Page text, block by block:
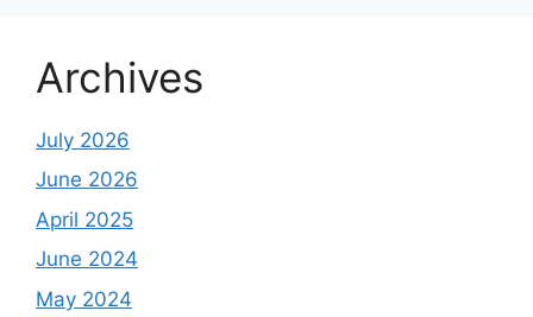
Archives
July 2026
June 2026
April 2025
June 2024
May 2024